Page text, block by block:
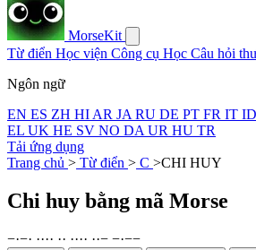
MorseKit
Từ điển Học viện Công cụ Học Câu hỏi
Ngôn ngữ
EN ES ZH HI AR JA RU DE PT FR IT ID
EL UK HE SV NO DA UR HU TR
Tải ứng dụng
Trang chủ > Từ điển > C >CHI HUY
Chi huy bằng mã Morse
−·−· ···· ·· ···· ··− −·−−